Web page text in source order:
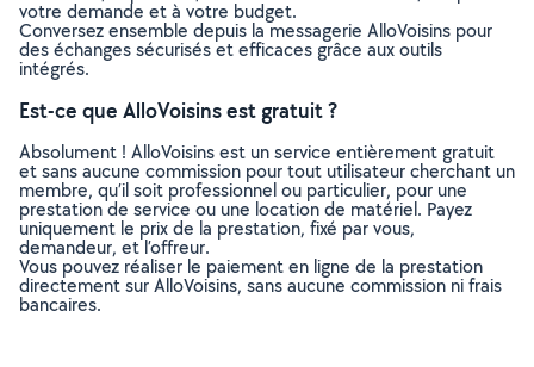
votre demande et à votre budget.
Conversez ensemble depuis la messagerie AlloVoisins pour
des échanges sécurisés et efficaces grâce aux outils
intégrés.
Est-ce que AlloVoisins est gratuit ?
Absolument ! AlloVoisins est un service entièrement gratuit
et sans aucune commission pour tout utilisateur cherchant un
membre, qu’il soit professionnel ou particulier, pour une
prestation de service ou une location de matériel. Payez
uniquement le prix de la prestation, fixé par vous,
demandeur, et l’offreur.
Vous pouvez réaliser le paiement en ligne de la prestation
directement sur AlloVoisins, sans aucune commission ni frais
bancaires.